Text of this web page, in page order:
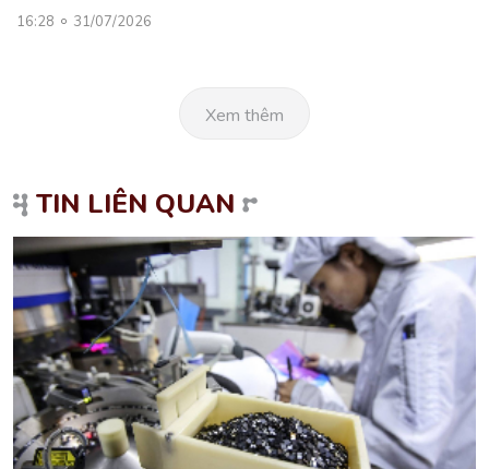
16:28 31/07/2026
Xem thêm
TIN LIÊN QUAN